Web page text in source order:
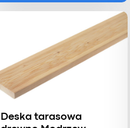
Deska tarasowa